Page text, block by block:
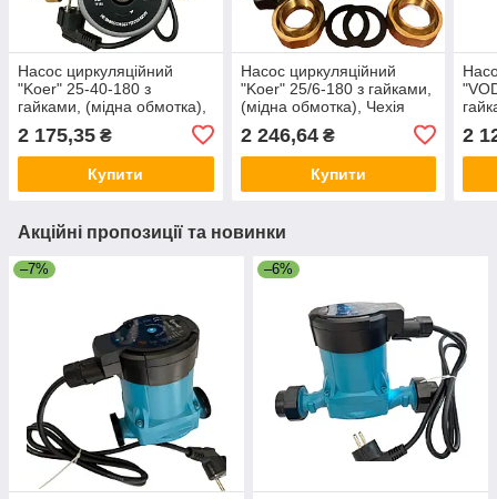
Насос циркуляційний
"Koer" 25-40-180 з
гайками, (мідна обмотка),
2 175,35 ₴
Купити
Насос циркуляційний
"Koer" 25/6-180 з гайками,
(мідна обмотка), Чехія
2 246,64₴
Купити
2
Акційні пропозиції та новинки
–7% –6%